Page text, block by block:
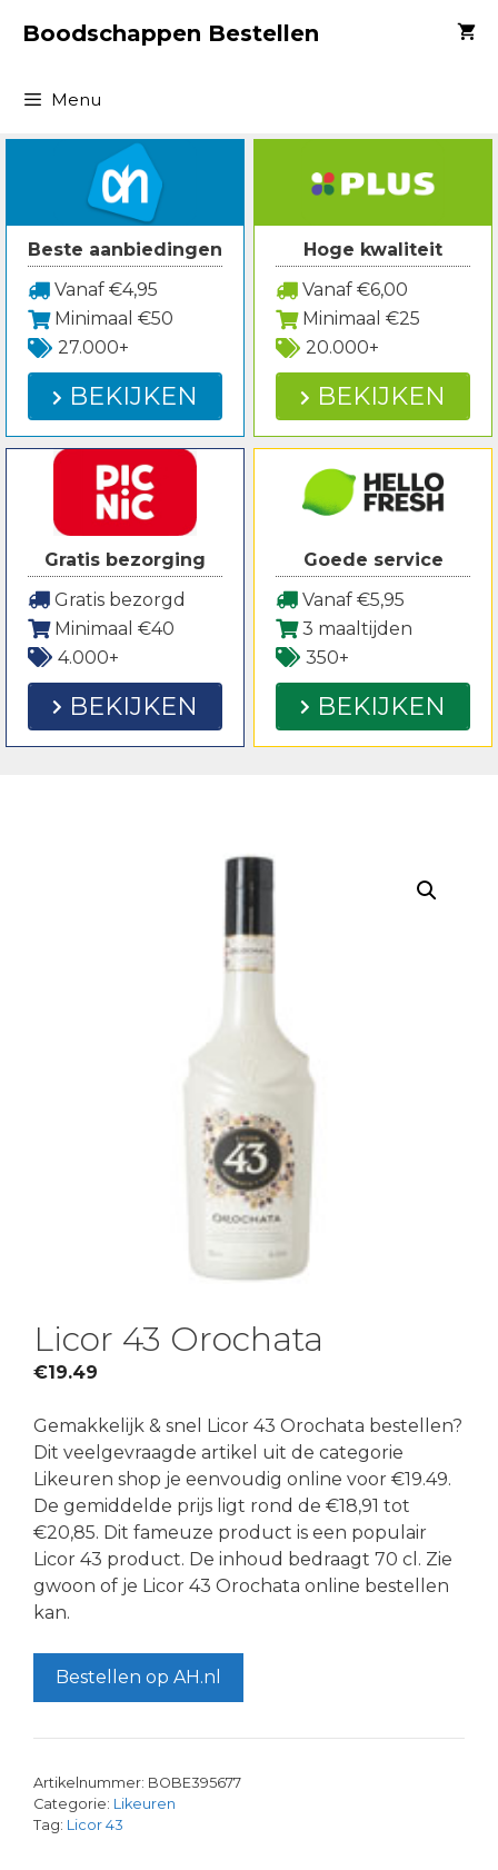
naarBoodschappen Bestellen
Menu
Beste aanbiedingen
Vanaf €4,95
Minimaal €50
27.000+
BEKIJKEN
Hoge kwaliteit
Vanaf €6,00
Minimaal €25
20.000+
BEKIJKEN
Gratis bezorging
Gratis bezorgd
Minimaal €40
4.000+
BEKIJKEN
Goede service
Vanaf €5,95
3 maaltijden
350+
BEKIJKEN
Licor 43 Orochata
€19.49
Gemakkelijk & snel Licor 43 Orochata bestellen?
Dit veelgevraagde artikel uit de categorie
Likeuren shop je eenvoudig online voor €19.49.
De gemiddelde prijs ligt rond de €18,91 tot
€20,85. Dit fameuze product is een populair
Licor 43 product. De inhoud bedraagt 70 cl. Zie
gwoon of je Licor 43 Orochata online bestellen
kan.
Bestellen op AH.nl
Artikelnummer: BOBE395677
Categorie: Likeuren
Tag: Licor 43